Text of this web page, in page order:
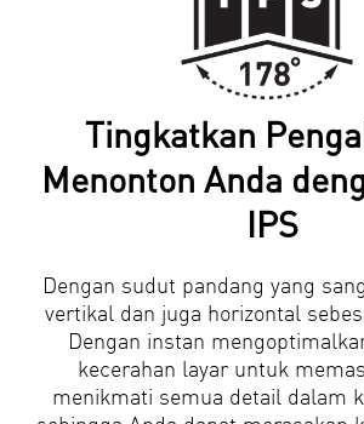
Tingkatkan
Menonton Anda
IPS
Dengan sudut pandang yang
vertikal dan juga horizontal
Dengan instan
kecerahan layar untuk
menikmati semua detail dalam